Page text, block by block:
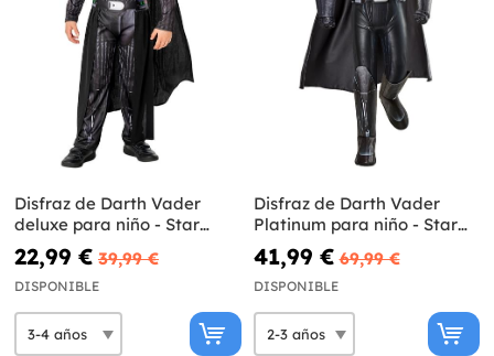
Disfraz de Darth Vader
deluxe para niño - Star
Wars
22,99 € 39,99 €
DISPONIBLE
Disfraz de Darth Vader
Platinum para niño - Star
Wars
41,99 € 69,99 €
DISPONIBLE